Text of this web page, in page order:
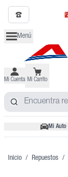
Menú
Mi Cuenta Mi Carrito
Mi Auto
Inicio / Repuestos /